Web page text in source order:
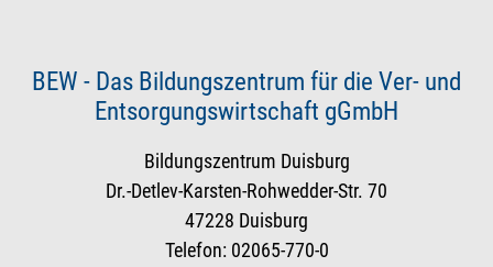
BEW - Das Bildungszentrum für die Ver- und
Entsorgungswirtschaft gGmbH
Bildungszentrum Duisburg
Dr.-Detlev-Karsten-Rohwedder-Str. 70
47228 Duisburg
Telefon: 02065-770-0